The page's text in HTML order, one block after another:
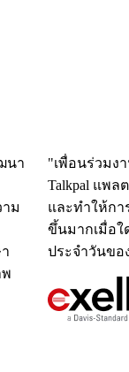
นา
ม
"เพื่อนร่วมง
Talkpal แพ
และทำให้กา
ขึ้นมากเมื่อใ
ประจำวันขอ